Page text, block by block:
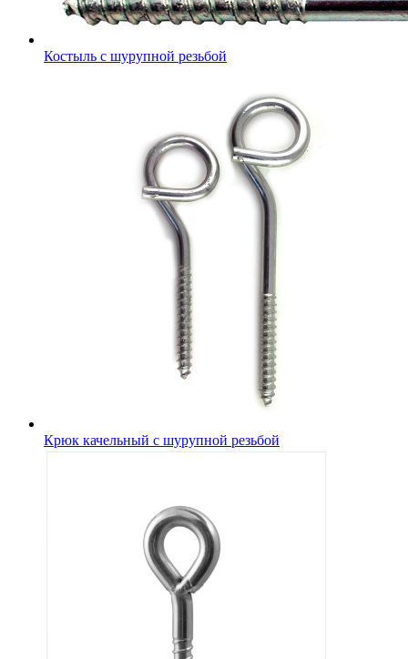
Костыль с шурупной резьбой
Крюк качельный с шурупной резьбой